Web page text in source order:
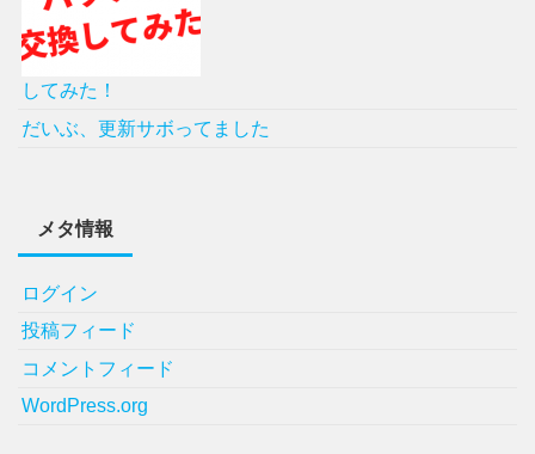
してみた！
だいぶ、更新サボってました
メタ情報
ログイン
投稿フィード
コメントフィード
WordPress.org